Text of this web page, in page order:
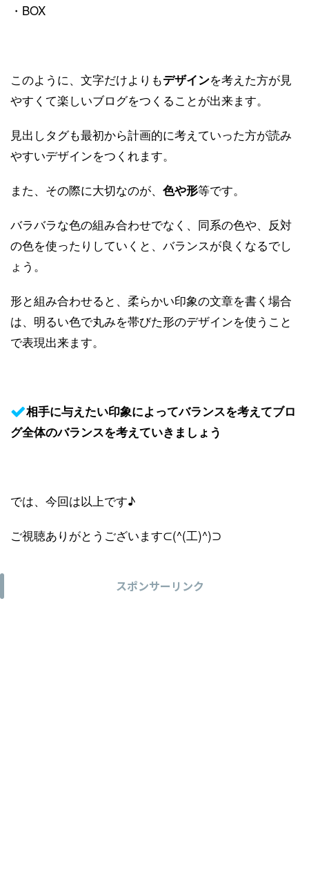
・BOX
このように、文字だけよりもデザインを考えた方が見
やすくて楽しいブログをつくることが出来ます。
見出しタグも最初から計画的に考えていった方が読み
やすいデザインをつくれます。
また、その際に大切なのが、 色や形等です。
バラバラな色の組み合わせでなく、同系の色や、反対
の色を使ったりしていくと、バランスが良くなるでし
ょう。
形と組み合わせると、柔らかい印象の文章を書く場合
は、明るい色で丸みを帯びた形のデザインを使うこと
で表現出来ます。
相手に与えたい印象によってバランスを考えてブロ
グ全体のバランスを考えていきましょう
では、今回は以上です♪
ご視聴ありがとうございます⊂(^(工)^)⊃
スポンサーリンク